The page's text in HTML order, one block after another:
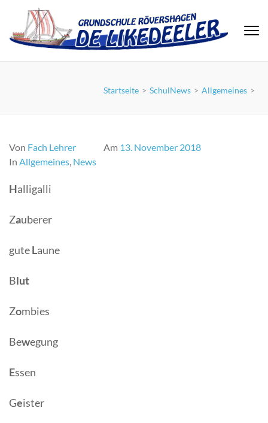
Inhalt
springen
(Eingabetaste
Startseite > SchulNews > Allgemeines >
Von Fach Lehrer Am 13. November 2018
In Allgemeines, News
Halligalli
Zauberer
guteLaune
Blut
Zombies
Bewegung
Essen
Geister